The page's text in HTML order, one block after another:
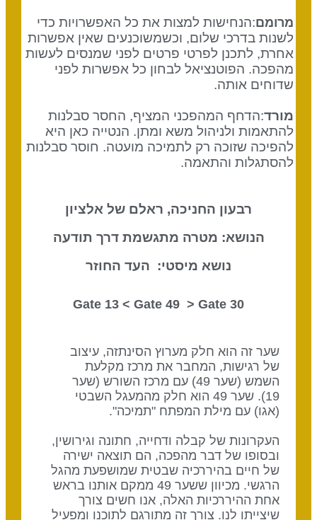
מרומם:הנחישות למצות את כל האפשרויות כדי
לשנות בדרכי שלום, וכשמשוכנעים שאין אפשרות
אחרת, לתכנן לפרטי פרטים לפני שמנסים לעשות
מהפכה. הפוטנציאל לבחון כל אפשרות לפני
שדוחים אותה.
מורד:הדחף המהפכני המציף, החסר סבלנות
להתאמות ולניהול משא ומתן. הנטייה כאן היא
להפיכה שזוכה רק לתמיכה מועטה. חוסר סבלנות
להסתגלות והתאמה.
רבעון החניכה, ראלם של אלציון
הנושא: מטרה מתגשמת דרך תודעה
נושא מיסטי: העד החוזר
30 Gate 13 <
Gate 49 > Gate
שער זה הוא חלק מערוץ הסינתזה, עיצוב
של רגישות, המחבר את מרכז מקלעת
השמש (שער 49) עם מרכז השורש (שער
19). שער 49 הוא חלק מהמעגל השבטי
(אגו) עם מילת המפתח "תמיכה".
העקרונות של קבלה ודחייה, חתונה וגירושין,
ובסופו של דבר מהפכה, הם תוצאה ישירה
של חיים בהיררכיה שבטית שמושפעת מהגל
הרגשי. מכיוון ששער 49 ממקם אותנו בראש
אחת ההיררכיות האלה, אנו חשים צורך
שיצייתו לנו. צורך זה מתורגם לתוכנו ומפעיל